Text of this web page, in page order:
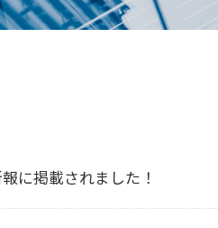
に掲載されました！